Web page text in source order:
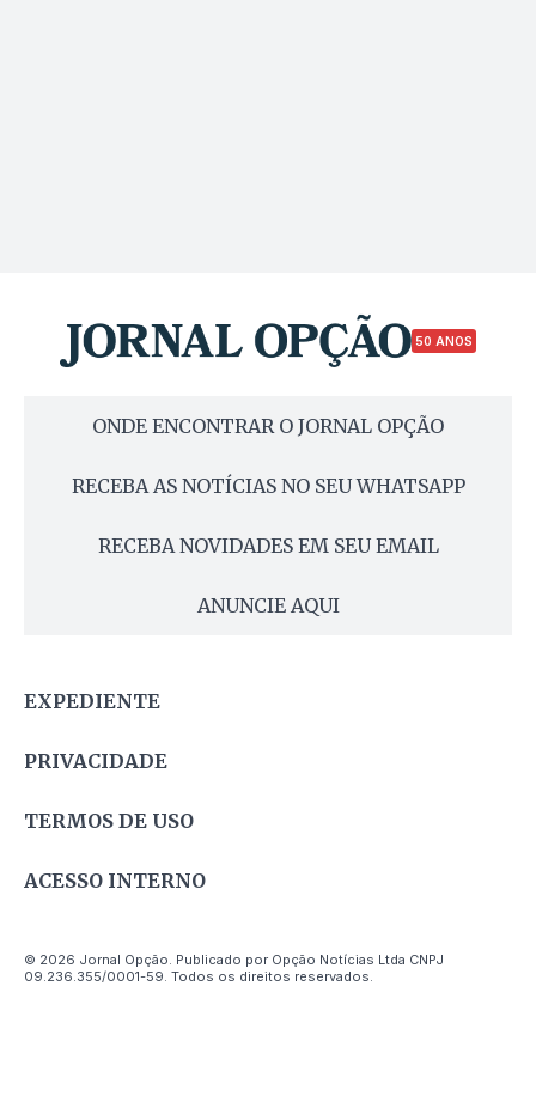
50 ANOS
ONDE ENCONTRAR O JORNAL OPÇÃO
RECEBA AS NOTÍCIAS NO SEU WHATSAPP
RECEBA NOVIDADES EM SEU EMAIL
ANUNCIE AQUI
EXPEDIENTE
PRIVACIDADE
TERMOS DE USO
ACESSO INTERNO
© 2026 Jornal Opção. Publicado por Opção Notícias Ltda CNPJ
09.236.355/0001-59. Todos os direitos reservados.